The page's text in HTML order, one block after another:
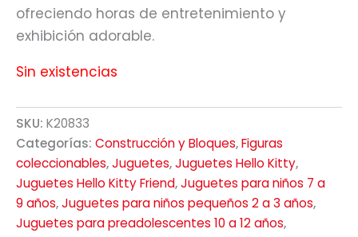
ofreciendo horas de entretenimiento y
exhibición adorable.
Sin existencias
SKU: K20833
Categorías: Construcción y Bloques,Figuras
coleccionables,Juguetes,Juguetes Hello Kitty,
Juguetes Hello Kitty Friend,Juguetes para niños 7 a
9 años,Juguetes para niños pequeños 2 a 3 años,
Juguetes para preadolescentes 10 a 12 años,